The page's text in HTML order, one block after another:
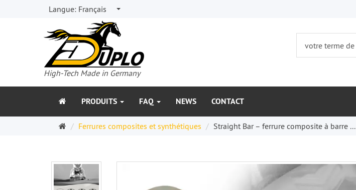
Langue: Français
High-Tech Made in Germany
PRODUITS FAQ NEWS CONTACT
PageFerrures composites et synthétiques Straight Bar – ferrure composite à barre ...